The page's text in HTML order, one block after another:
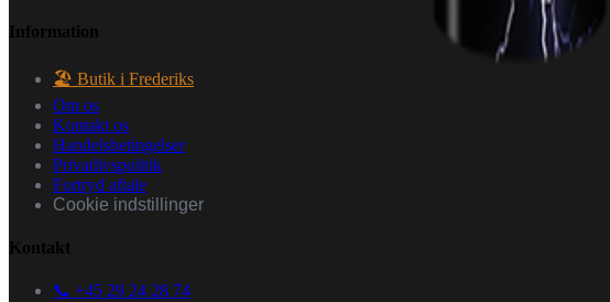
Information
🏖️ Butik i Frederiks
Om os
Kontakt os
Handelsbetingelser
Privatlivspolitik
Fortryd aftale
Cookie indstillinger
Kontakt
📞 +45 29 24 28 74